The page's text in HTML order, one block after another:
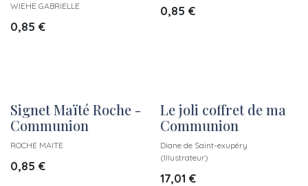
WIEHE GABRIELLE
0,85 €
0,85 €
Signet Maïté Roche -
Communion
ROCHE MAITE
0,85 €
Le joli coffret de ma
Communion
Diane de Saint-exupéry
(Illustrateur)
17,01 €